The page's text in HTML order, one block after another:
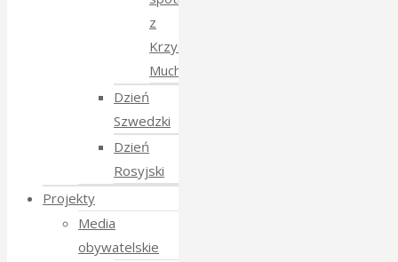
z
Krzysztofem
Mucharskim
Dzień
Szwedzki
Dzień
Rosyjski
Projekty
Media
obywatelskie